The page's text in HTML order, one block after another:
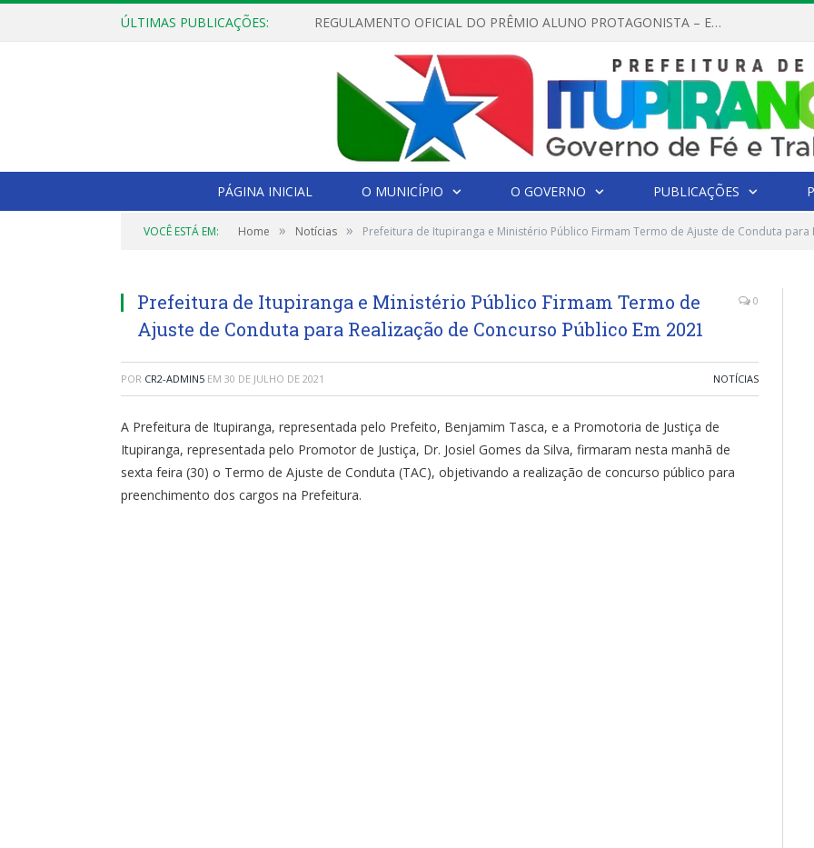
ÚLTIMAS PUBLICAÇÕES: REGULAMENTO OFICIAL DO PRÊMIO ALUNO PROTAGONISTA – EDIÇÃO 2026
PÁGINA INICIAL O MUNICÍPIO O GOVERNO PUBLICAÇÕES
VOCÊ ESTÁ EM: Home » Notícias » Prefeitura de Itupiranga e Ministério Público Firmam Termo de Ajuste de Conduta para
Prefeitura de Itupiranga e Ministério Público Firmam Termo de
Ajuste de Conduta para Realização de Concurso Público Em 2021
0
POR CR2-ADMIN5 EM 30 DE JULHO DE 2021 NOTÍCIAS
A Prefeitura de Itupiranga, representada pelo Prefeito, Benjamim Tasca, e a Promotoria de Justiça de
Itupiranga, representada pelo Promotor de Justiça, Dr. Josiel Gomes da Silva, firmaram nesta manhã de
sexta feira (30) o Termo de Ajuste de Conduta (TAC), objetivando a realização de concurso público para
preenchimento dos cargos na Prefeitura.